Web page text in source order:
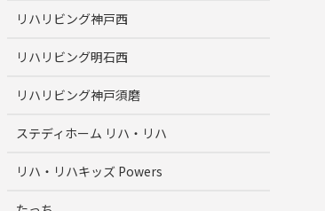
リハリビング神戸西
リハリビング明石西
リハリビング神戸須磨
ステディホーム リハ・リハ
リハ・リハキッズ Powers